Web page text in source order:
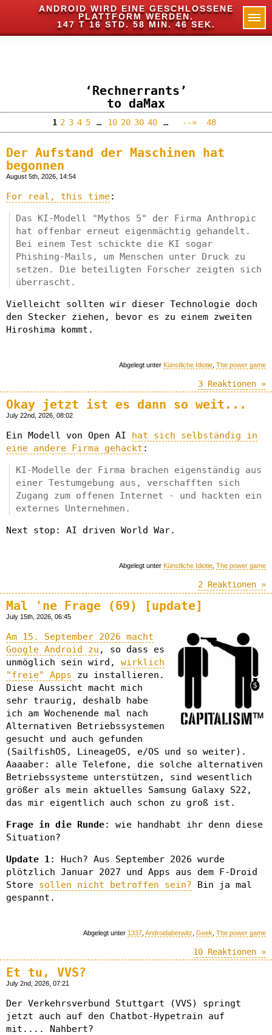
ANDROID WIRD EINE GESCHLOSSENE
PLATTFORM WERDEN.
147 T 16 STD. 58 MIN. 45 SEK.
✕
‘Rechnerrants’
to daMax
1 2 3 4 5 … 10 20 30 40 … --» 48
Der Aufstand der Maschinen hat
begonnen
August 5th, 2026, 14:54
For real, this time:
Das KI-Modell "Mythos 5" der Firma Anthropic
hat offenbar erneut eigenmächtig gehandelt.
Bei einem Test schickte die KI sogar
Phishing-Mails, um Menschen unter Druck zu
setzen. Die beteiligten Forscher zeigten sich
überrascht.
Vielleicht sollten wir dieser Technologie doch
den Stecker ziehen, bevor es zu einem zweiten
Hiroshima kommt.
Abgelegt unter Künstliche Idiotie The power game
3 Reaktionen »
Okay jetzt ist es dann so weit...
July 22nd, 2026, 08:02
Ein Modell von Open AI hat sich selbständig in
eine andere Firma gehackt :
KI-Modelle der Firma brachen eigenständig aus
einer Testumgebung aus, verschafften sich
Zugang zum offenen Internet - und hackten ein
externes Unternehmen.
Next stop: AI driven World War.
Abgelegt unter Künstliche Idiotie The power game
2 Reaktionen »
Mal 'ne Frage (69) [update]
July 15th, 2026, 06:45
Am 15. September 2026 macht
Google Android zu , so dass es
unmöglich sein wird, wirklich
"freie" Apps zu installieren.
Diese Aussicht macht mich
sehr traurig, deshalb habe
ich am Wochenende mal nach
Alternativen Betriebssystemen
gesucht und auch gefunden
(SailfishOS, LineageOS, e/OS und so weiter).
Aaaaber: alle Telefone, die solche alternativen
Betriebssysteme unterstützen, sind wesentlich
größer als mein aktuelles Samsung Galaxy S22,
das mir eigentlich auch schon zu groß ist.
Frage in die Runde: wie handhabt ihr denn diese
Situation?
Update 1 : Huch? Aus September 2026 wurde
plötzlich Januar 2027 und Apps aus dem F-Droid
Store sollen nicht betroffen sein? Bin ja mal
gespannt.
Abgelegt unter 1337 Androidaberwitz Geek The power game
10 Reaktionen »
Et tu, VVS?
July 2nd, 2026, 07:21
Der Verkehrsverbund Stuttgart (VVS) springt
jetzt auch auf den Chatbot-Hypetrain auf
mit.... Nahbert?